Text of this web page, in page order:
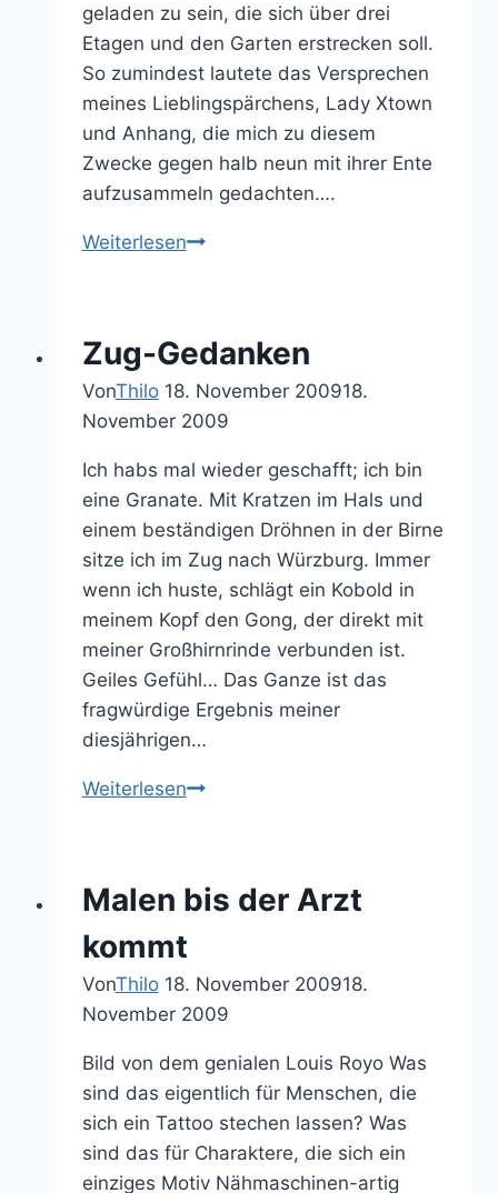
geladen zu sein, die sich über drei
Etagen und den Garten erstrecken soll.
So zumindest lautete das Versprechen
meines Lieblingspärchens, Lady Xtown
und Anhang, die mich zu diesem
Zwecke gegen halb neun mit ihrer Ente
aufzusammeln gedachten….
WeiterlesenEntenparty
Zug-Gedanken
VonThilo 18. November 200918.
November 2009
Ich habs mal wieder geschafft; ich bin
eine Granate. Mit Kratzen im Hals und
einem beständigen Dröhnen in der Birne
sitze ich im Zug nach Würzburg. Immer
wenn ich huste, schlägt ein Kobold in
meinem Kopf den Gong, der direkt mit
meiner Großhirnrinde verbunden ist.
Geiles Gefühl… Das Ganze ist das
fragwürdige Ergebnis meiner
diesjährigen…
WeiterlesenZug-
Malen bis der Arzt
kommt
VonThilo 18. November 200918.
November 2009
Bild von dem genialen Louis Royo Was
sind das eigentlich für Menschen, die
sich ein Tattoo stechen lassen? Was
sind das für Charaktere, die sich ein
einziges Motiv Nähmaschinen-artig